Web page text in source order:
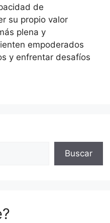
de
su propio valor
plena y
empoderados
y enfrentar desafíos
Buscar